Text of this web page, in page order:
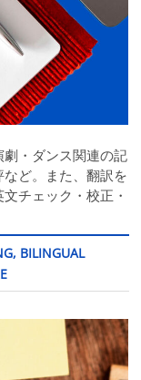
・ダンス関連の記
ど。また、翻訳を
チェック・校正・
BILINGUAL